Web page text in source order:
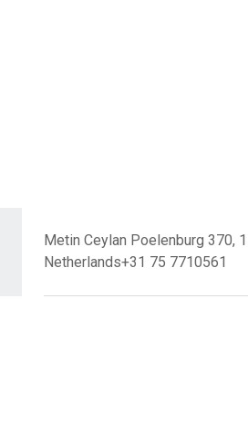
Metin Ceylan Poelenburg 370,
Netherlands+31 75 7710561